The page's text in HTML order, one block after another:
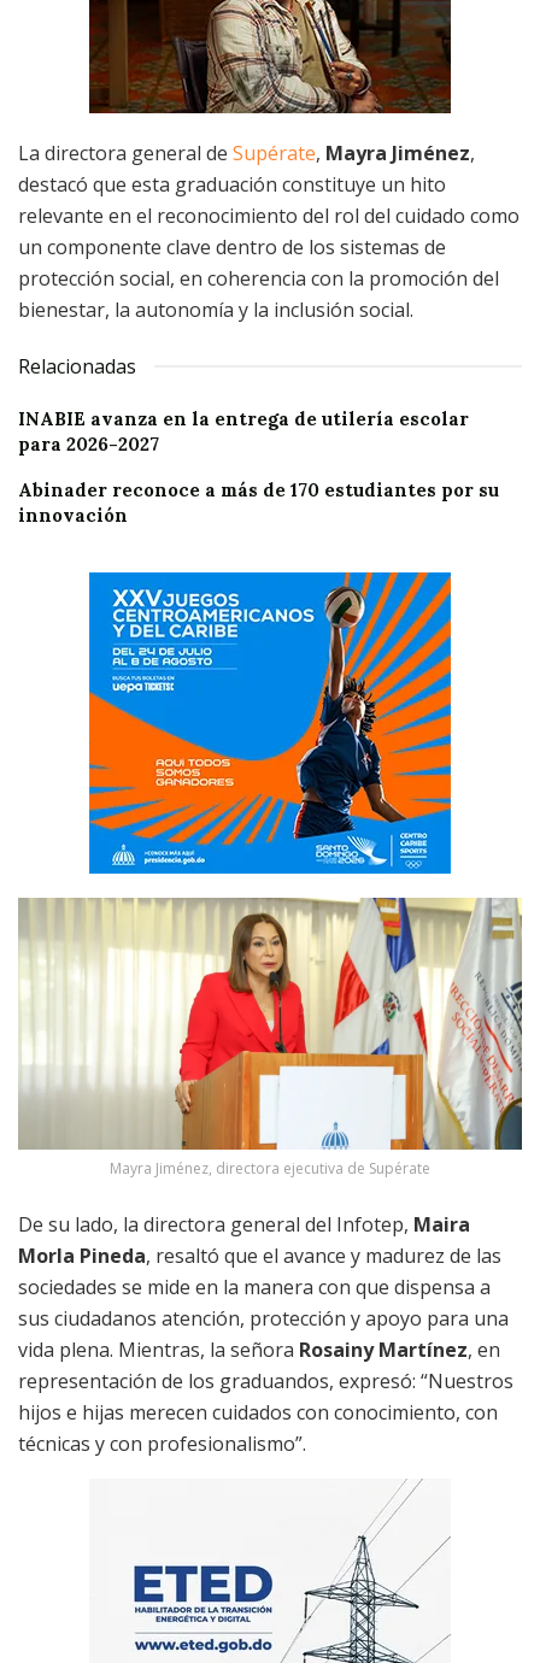
La directora general de Supérate, Mayra Jiménez,
destacó que esta graduación constituye un hito
relevante en el reconocimiento del rol del cuidado como
un componente clave dentro de los sistemas de
protección social, en coherencia con la promoción del
bienestar, la autonomía y la inclusión social.
Relacionadas
INABIE avanza en la entrega de utilería escolar
para 2026-2027
Abinader reconoce a más de 170 estudiantes por su
innovación
Mayra Jiménez, directora ejecutiva de Supérate
De su lado, la directora general del Infotep, Maira
Morla Pineda, resaltó que el avance y madurez de las
sociedades se mide en la manera con que dispensa a
sus ciudadanos atención, protección y apoyo para una
vida plena. Mientras, la señora Rosainy Martínez, en
representación de los graduandos, expresó: “Nuestros
hijos e hijas merecen cuidados con conocimiento, con
técnicas y con profesionalismo”.